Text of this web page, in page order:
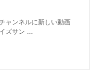
ャンネルに新しい動画
ズサン ...